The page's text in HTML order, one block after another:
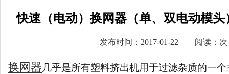
快速（电动）换网器（单、双电动模
发布时间：2017-01-22 阅读： 次
换网器 几乎是所有塑料挤出机用于过滤杂质的一